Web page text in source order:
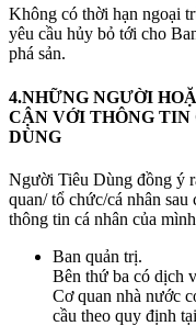
Không có thời hạn ngoại
yêu cầu hủy bỏ tới cho
phá sản.
4.NHỮNG NGƯỜI
CẬN VỚI THÔNG
DÙNG
Người Tiêu Dùng đồng ý
quan/ tổ chức/cá nhân
thông tin cá nhân của
Ban quản trị.
Bên thứ ba có dịch
Cơ quan nhà nước
cầu theo quy định